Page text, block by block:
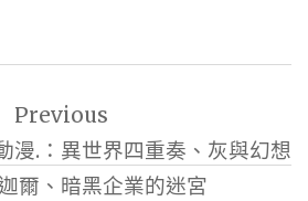
Previous
漫.：異世界四重奏、灰與幻想
爾、暗黑企業的迷宮